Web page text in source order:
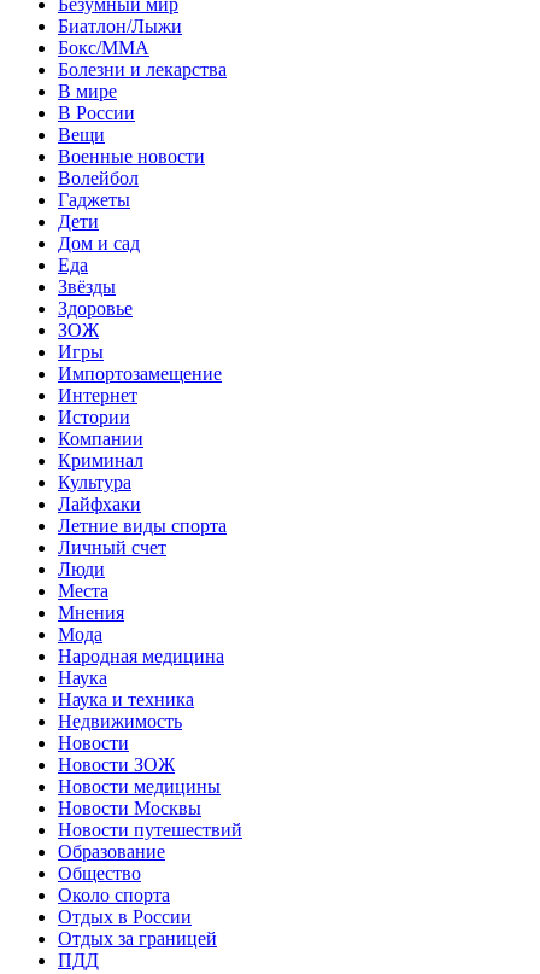
Биатлон/Лыжи
Бокс/MMA
Болезни и лекарства
В мире
В России
Вещи
Военные новости
Волейбол
Гаджеты
Дети
Дом и сад
Еда
Звёзды
Здоровье
ЗОЖ
Игры
Импортозамещение
Интернет
Истории
Компании
Криминал
Культура
Лайфхаки
Летние виды спорта
Личный счет
Люди
Места
Мнения
Мода
Народная медицина
Наука
Наука и техника
Недвижимость
Новости
Новости ЗОЖ
Новости медицины
Новости Москвы
Новости путешествий
Образование
Общество
Около спорта
Отдых в России
Отдых за границей
ПДД